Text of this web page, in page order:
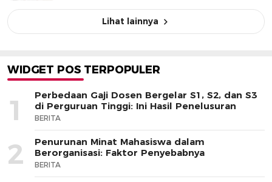
Lihat lainnya
WIDGET POS TERPOPULER
1
Perbedaan Gaji Dosen Bergelar S1, S2, dan S3
di Perguruan Tinggi: Ini Hasil Penelusuran
BERITA
2
Penurunan Minat Mahasiswa dalam
Berorganisasi: Faktor Penyebabnya
BERITA